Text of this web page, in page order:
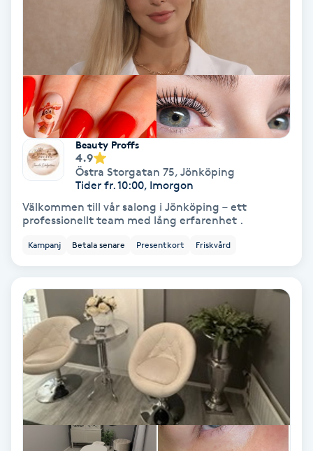
IPL hårborttagning
IR-massage
Katun fransar
Kemisk peeling
Keratinbehandling
Kinesiologi
Beauty Proffs
4.9
Östra Storgatan 75, Jönköping
Tider fr. 10:00, Imorgon
Välkommen till vår salong i Jönköping – ett
professionellt team med lång erfarenhet .
Kampanj Betala senare Presentkort Friskvård